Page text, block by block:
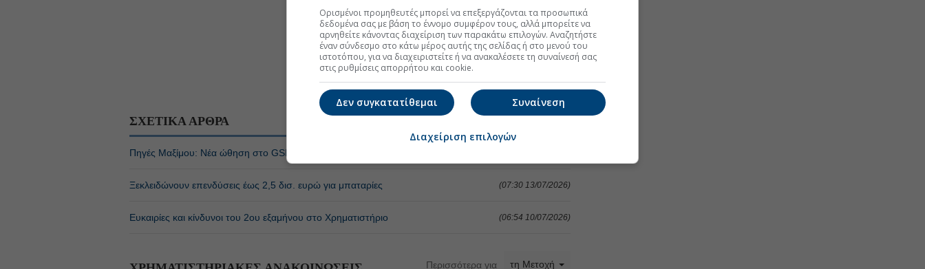
ΣΧΕΤΙΚΑ ΑΡΘΡΑ Περισσότερα για τη Μετοχή
Πηγές Μαξίμου: Νέα ώθηση στο GSI με την είσοδο της Meridiam
Ξεκλειδώνουν επενδύσεις έως 2,5 δισ. ευρώ για μπαταρίες (07:30 13/07/2026)
Ευκαιρίες και κίνδυνοι του 2ου εξαμήνου στο Χρηματιστήριο (06:54 10/07/2026)
Περισσότερα για τη Μετοχή
Ορισμένοι προμηθευτές μπορεί να επεξεργάζονται τα προσωπικά
δεδομένα σας με βάση το έννομο συμφέρον τους, αλλά μπορείτε να
αρνηθείτε κάνοντας διαχείριση των παρακάτω επιλογών. Αναζητήστε
έναν σύνδεσμο στο κάτω μέρος αυτής της σελίδας ή στο μενού του
ιστοτόπου, για να διαχειριστείτε ή να ανακαλέσετε τη συναίνεσή σας
στις ρυθμίσεις απορρήτου και cookie.
Συναίνεση
Δεν συγκατατίθεμαι
Διαχείριση επιλογών